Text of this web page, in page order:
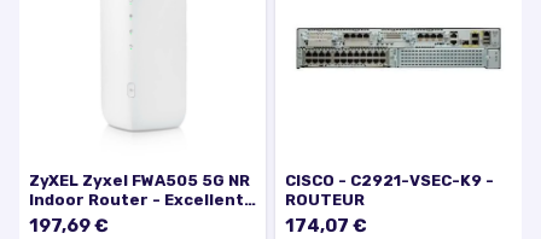
ZyXEL Zyxel FWA505 5G NR
Indoor Router - Excellent
état
197,69 €
CISCO - C2921-VSEC-K9 -
ROUTEUR
174,07 €